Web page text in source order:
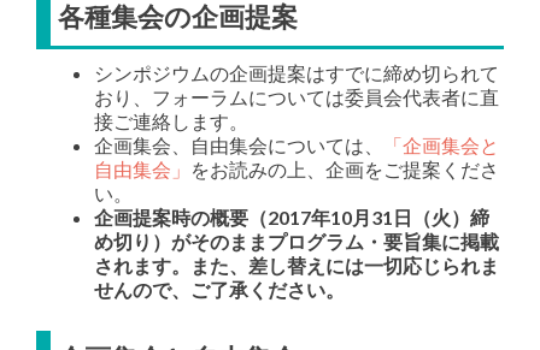
各種集会の企画提案
シンポジウムの企画提案はすでに締め切られて
おり、フォーラムについては委員会代表者に直
接ご連絡します。
企画集会、自由集会については、
「企画集会と
自由集会」 をお読みの上、企画をご提案くださ
い。
企画提案時の概要（2017年10月31日（火）締
め切り）がそのままプログラム・要旨集に掲載
されます。また、差し替えには一切応じられま
せんので、ご了承ください。